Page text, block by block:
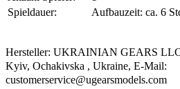
Spieldauer:
Aufbauzeit: ca. 6
Hersteller: UKRAINIAN GEARS
Kyiv, Ochakivska , Ukraine, E-Mail:
customerservice@ugearsmodels.com